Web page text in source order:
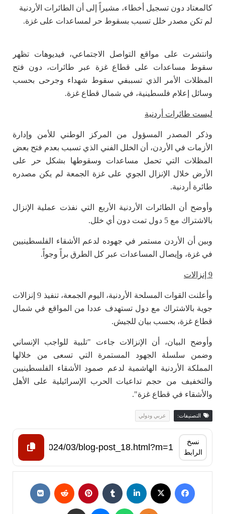
كالمعتاد دون تسجيل أخطاء، مشيراً إلى أن الطائرات الأردنية
لم تكن مصدر خلل تسبب بسقوط حر لمساعدات على غزة.
وانتشرت على مواقع التواصل الاجتماعي، فيديوهات تظهر
سقوط مساعدات على قطاع غزة عبر طائرات، دون فتح
المظلات الأمر الذي تسببفي سقوط شهداء وجرحى بحسب
وسائل إعلام فلسطينية، في شمال قطاع غزة.
ليست طائرات أردنية
وذكر المصدر المسؤول من المركز الوطني للأمن وإدارة
الأزمات في الأردن، أن الخلل الفني الذي تسبب بعدم فتح بعض
المظلات التي تحمل مساعدات وسقوطها بشكل حر على
الأرض خلال الإنزال الجوي على غزة الجمعة لم يكن مصدره
طائرة أردنية.
وأوضح أن الطائرات الأردنية الأربع التي نفذت عملية الإنزال
بالاشتراك مع 5 دول تمت دون أي خلل.
وبين أن الأردن مستمر في جهوده لدعم الأشقاء الفلسطينيين
في غزة، وإيصال المساعدات عبر كل الطرق براً وجواً.
9 إنزالات
وأعلنت القوات المسلحة الأردنية، اليوم الجمعة، تنفيذ 9 إنزالات
جوية بالاشتراك مع دول تستهدف عددا من المواقع في شمال
قطاع غزة، بحسب بيان للجيش.
وأوضح البيان، أن الإنزالات جاءت "تلبية للواجب الإنساني
وضمن سلسلة الجهود المستمرة التي تسعى من خلالها
المملكة الأردنية الهاشمية لدعم صمود الأشقاء الفلسطينيين
والتخفيف من حجم تداعيات الحرب الإسرائيلية على الأهل
والأشقاء في قطاع غزة".
التصنيفات: عربي ودولي
نسخ
الرابط